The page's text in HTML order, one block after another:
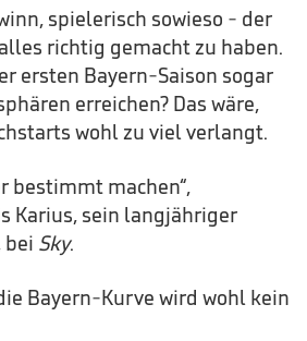
spielerisch sowieso - der
richtig gemacht zu haben.
ersten Bayern-Saison sogar
erreichen? Das wäre,
wohl zu viel verlangt.
bestimmt machen“,
Karius, sein langjähriger
bei Sky.
Bayern-Kurve wird wohl kein